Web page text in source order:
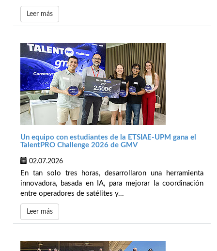
Leer más
Un equipo con estudiantes de la ETSIAE-UPM gana el
TalentPRO Challenge 2026 de GMV
02.07.2026
En tan solo tres horas, desarrollaron una herramienta
innovadora, basada en IA, para mejorar la coordinación
entre operadores de satélites y...
Leer más